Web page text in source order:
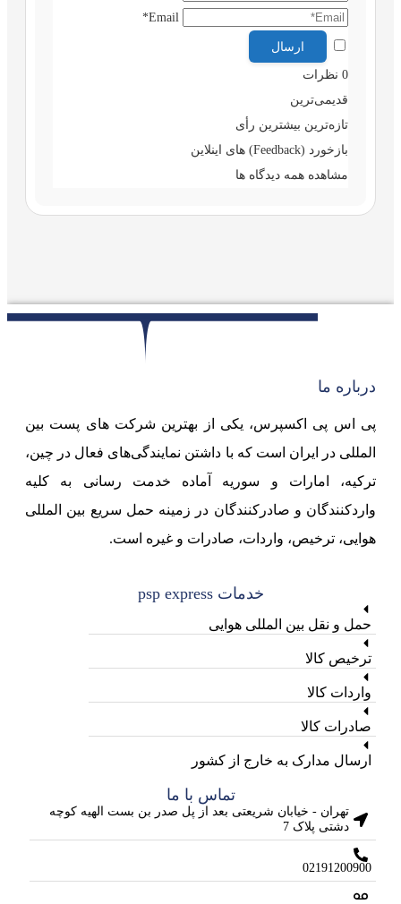
Email*
0 نظرات
قدیمی‌ترین
تازه‌ترین بیشترین رأی
بازخورد (Feedback) های اینلاین
مشاهده همه دیدگاه ها
درباره ما
پی اس پی اکسپرس، یکی از بهترین شرکت های پست بین
المللی در ایران است که با داشتن نمایندگی‌های فعال در چین،
ترکیه، امارات و سوریه آماده خدمت رسانی به کلیه
واردکنندگان و صادرکنندگان در زمینه حمل سریع بین المللی
هوایی، ترخیص، واردات، صادرات و غیره است.
خدمات psp express
حمل و نقل بین المللی هوایی
ترخیص کالا
واردات کالا
صادرات کالا
ارسال مدارک به خارج از کشور
تماس با ما
تهران - خیابان شریعتی بعد از پل صدر بن بست الهیه کوچه
دشتی پلاک 7
02191200900